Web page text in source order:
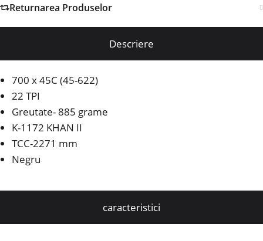
Returnarea Produselor
Descriere
700 x 45C (45-622)
22 TPI
Greutate- 885 grame
K-1172 KHAN II
TCC-2271 mm
Negru
caracteristici